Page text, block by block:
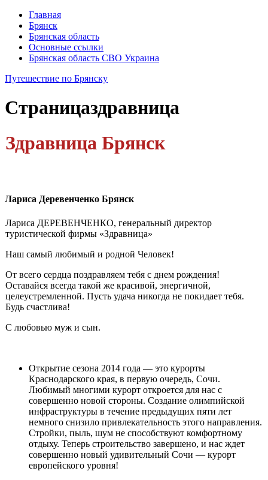
Главная
Брянск
Брянская область
Основные ссылки
Брянская область СВО Украина
Путешествие по Брянску
Страницаздравница
Здравница Брянск
Лариса Деревенченко Брянск
Лариса ДЕРЕВЕНЧЕНКО, генеральный директор
туристической фирмы «Здравница»
Наш самый любимый и родной Человек!
От всего сердца поздравляем тебя с днем рождения!
Оставайся всегда такой же красивой, энергичной,
целеустремленной. Пусть удача никогда не покидает тебя.
Будь счастлива!
С любовью муж и сын.
Открытие сезона 2014 года — это курорты
Краснодарского края, в первую очередь, Сочи.
Любимый многими курорт откроет­ся для нас с
совершенно новой стороны. Создание олимпийской
инфраструктуры в течение предыдущих пяти лет
немного снизи­ло привлекательность этого направления.
Стройки, пыль, шум не способствуют комфортному
отдыху. Теперь строительство завер­шено, и нас ждет
совершенно новый удивительный Сочи — курорт
европейского уровня!